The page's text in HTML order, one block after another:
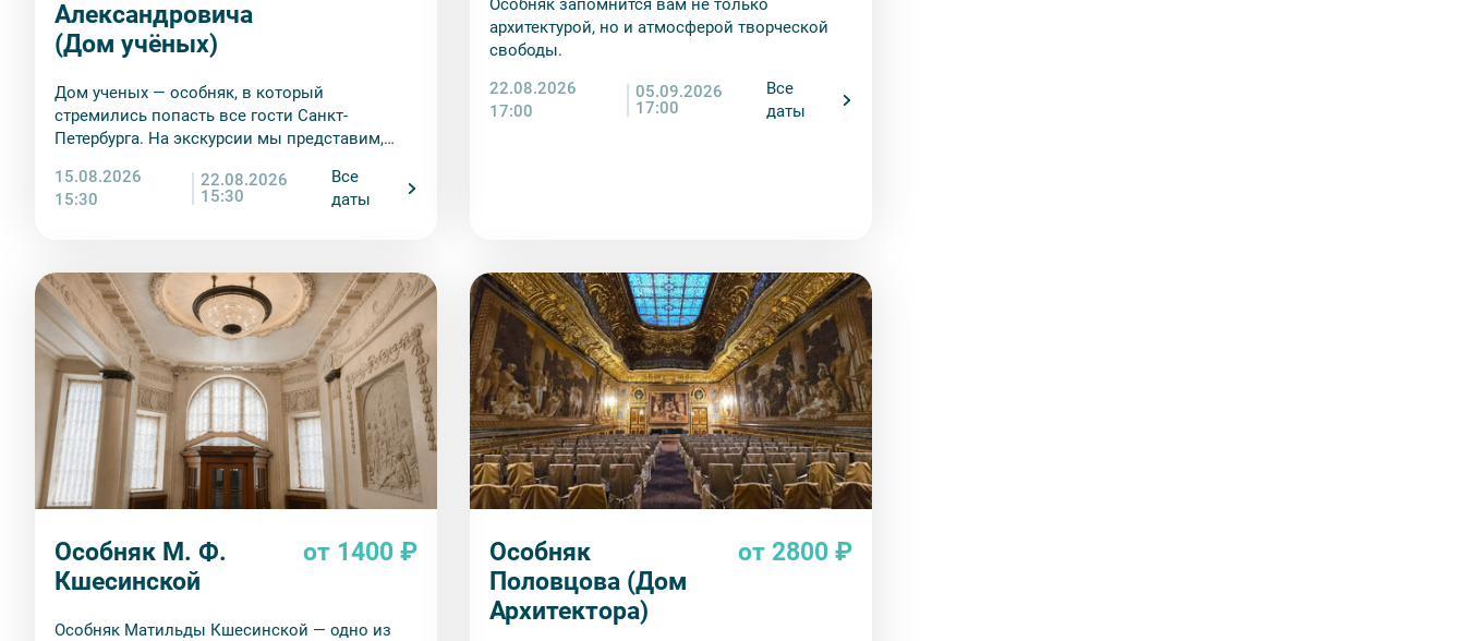
9. На ряд экскурсий туроператор предоставляет в аренду аудиооборудование. Ответственность за
сохранность оборудования во время проведения экскурсионной программы возлагается на
экскурсанта. В случае утери или порчи оборудования экскурсант обязан возместить полную
Внимание! В составе экскурсионного маршрута возможны изменения, так как некоторые
интерьеры могут быть недоступны по решению руководства объекта.
Александровича
(Дом учёных)
Дом ученых — особняк, в который
стремились попасть все гости Санкт-
Петербурга. На экскурсии мы представим,
парадных залах
15.08.2026
15:30
22.08.2026
15:30
Все
даты
Особняк запомнится вам не только
архитектурой, но и атмосферой творческой
свободы.
22.08.2026
17:00
05.09.2026
17:00
Все
даты
Особняк М. Ф.
Кшесинской
от 1400 ₽
Особняк Матильды Кшесинской — одно из
Особняк
Половцова (Дом
Архитектора)
от 2800 ₽